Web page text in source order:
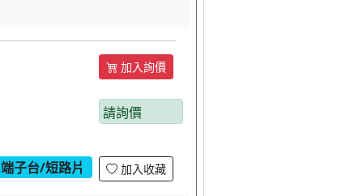
加入詢價
請詢價
端子台/短路片 加入收藏